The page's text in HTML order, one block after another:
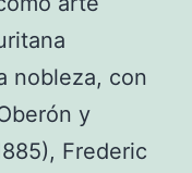
nobleza, con
y
Frederic